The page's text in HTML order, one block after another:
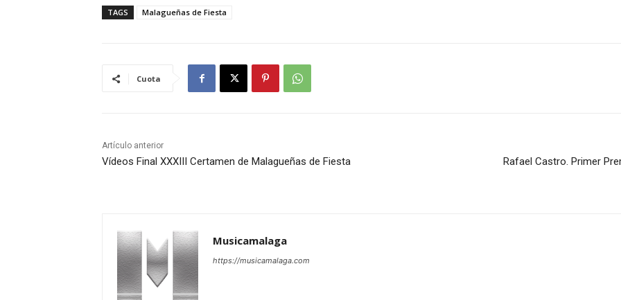
TAGS Malagueñas de Fiesta
Cuota
Artículo anterior
Vídeos Final XXXIII Certamen de Malagueñas de Fiesta
Rafael Castro. Primer
Musicamalaga
https://musicamalaga.com